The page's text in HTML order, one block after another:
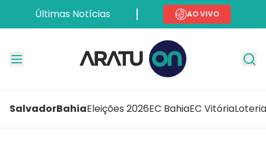
Últimas Notícias AO VIVO
SalvadorBahiaEleições 2026EC BahiaEC Vitória